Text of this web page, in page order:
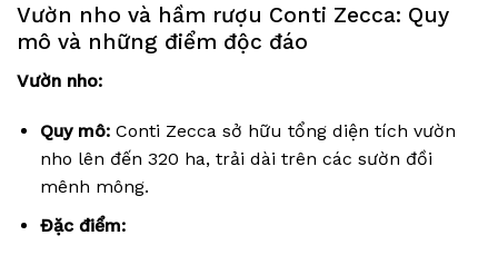
Vườn nho và hầm rượu Conti Zecca: Quy
mô và những điểm độc đáo
Vườn nho:
Quy mô:Conti Zecca sở hữu tổng diện tích vườn
nho lên đến 320 ha, trải dài trên các sườn đồi
mênh mông.
Đặc điểm: